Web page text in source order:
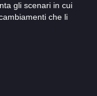
gli scenari in cui
che li